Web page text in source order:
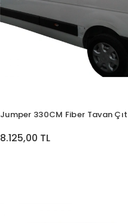
Jumper 330CM Fiber Tavan
8.125,00 TL